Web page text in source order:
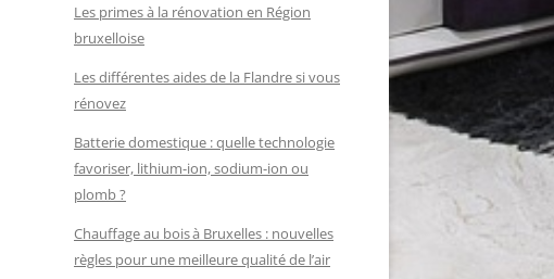
Les primes à la rénovation en Région
bruxelloise
Les différentes aides de la Flandre si vous
rénovez
Batterie domestique : quelle technologie
favoriser, lithium-ion, sodium-ion ou
plomb ?
Chauffage au bois à Bruxelles : nouvelles
règles pour une meilleure qualité de l’air